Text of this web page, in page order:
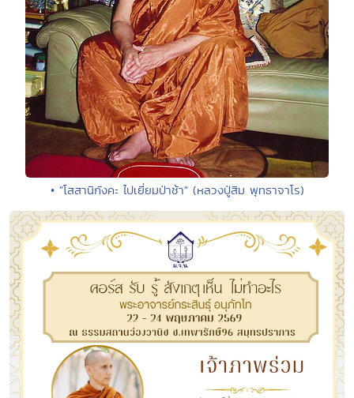
• "โสสานิกังคะ ไปเยี่ยมป่าช้า" (หลวงปู่สิม พุทธาจาโร)